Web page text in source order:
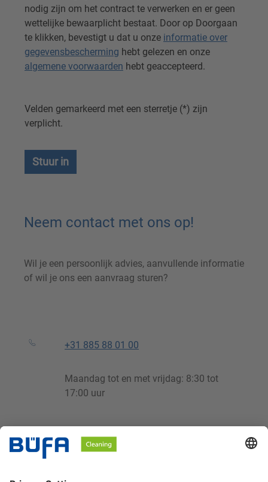
nodig zijn om het contract te verwerken en er geen
wettelijke bewaarplicht bestaat. Door op Doorgaan
te klikken, bevestigt u dat u onze informatie over
gegevensbescherming hebt gelezen en onze
algemene voorwaarden hebt geaccepteerd.
Velden gemarkeerd met een sterretje (*) zijn
verplicht.
Stuur in
Neem contact met ons op!
Wil je een persoonlijk advies, aanvullende informatie
of wil je ons een aanvraag sturen?
+31 885 88 01 00
Maandag tot en met vrijdag: 8:30 tot
17:00 uur